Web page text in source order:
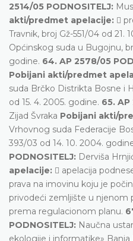
2514/05 PODNOSITELJ:
akti/predmet apelacije: 
Travnik, broj Gž-551/04 od 21.
Općinskog suda u Bugojnu,
godine. 64. AP 2578/05
Pobijani akti/predmet
suda Brčko Distrikta Bosne i
od 15. 4. 2005. godine. 65. AP
Zijad Švraka Pobijani akti/
Vrhovnog suda Federacije
393/03 od 14. 10. 2004.
PODNOSITELJ: Derviša
apelacije:  apelacija
prava na imovinu koju je
privodeći zemljište u njenom
prema regulacionom planu.
PODNOSITELJ: Naučna
ekologije i informatike» Banja